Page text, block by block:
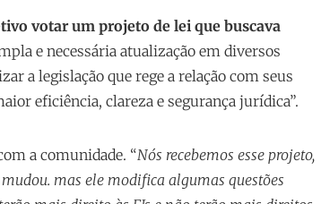
votar um projeto de lei que buscava
e necessária atualização em diversos
a legislação que rege a relação com seus
eficiência, clareza e segurança jurídica”.
a comunidade. “Nós recebemos esse projeto,
mas ele modifica algumas questões